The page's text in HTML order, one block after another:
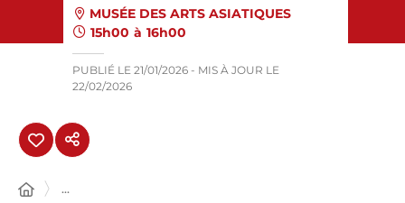
MUSÉE DES ARTS ASIATIQUES
15h00 à 16h00
PUBLIÉ LE 21/01/2026 - MIS À JOUR LE
22/02/2026
...